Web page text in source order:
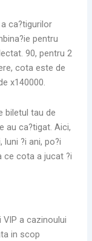
ca?tigurilor
pentru
90, pentru 2
cota este de
x140000.
biletul tau de
au ca?tigat. Aici,
?i ani, po?i
ce cota a jucat ?i
a cazinoului
in scop